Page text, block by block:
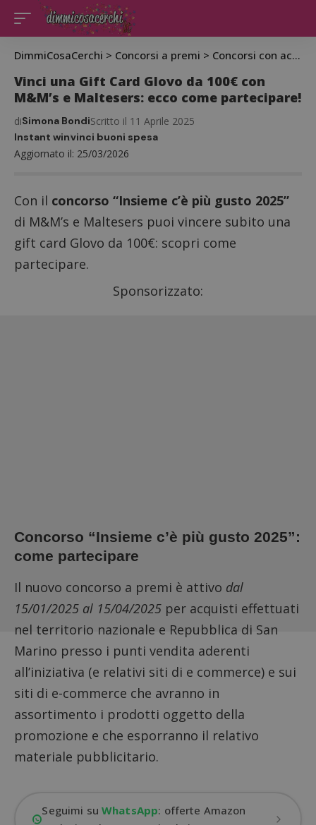
DimmiCosaCerchi > Concorsi a premi > Concorsi con acquisto
Vinci una Gift Card Glovo da 100€ con
M&M’s e Maltesers: ecco come partecipare!
Aggiornato il: 25/03/2026
diSimona BondiScritto il 11 Aprile 2025
Instant winvinci buoni spesa
Con il concorso “Insieme c’è più gusto 2025”
di M&M’s e Maltesers puoi vincere subito una
gift card Glovo da 100€: scopri come
partecipare.
Sponsorizzato:
Concorso “Insieme c’è più gusto 2025”:
come partecipare
Il nuovo concorso a premi è attivo dal
15/01/2025 al 15/04/2025 per acquisti effettuati
nel territorio nazionale e Repubblica di San
Marino presso i punti vendita aderenti
all’iniziativa (e relativi siti di e commerce) e sui
siti di e-commerce che avranno in
assortimento i prodotti oggetto della
promozione e che esporranno il relativo
materiale pubblicitario.
Seguimi suWhatsApp: offerte Amazon